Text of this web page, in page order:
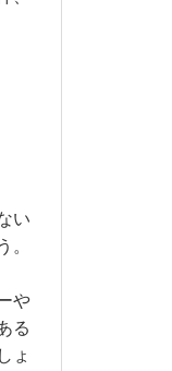
い
。
や
る
ょ